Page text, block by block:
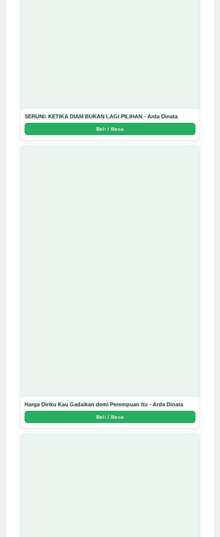
SERUNI: KETIKA DIAM BUKAN LAGI PILIHAN - Arda Dinata
Beli / Baca
Harga Diriku Kau Gadaikan demi Perempuan Itu - Arda Dinata
Beli / Baca